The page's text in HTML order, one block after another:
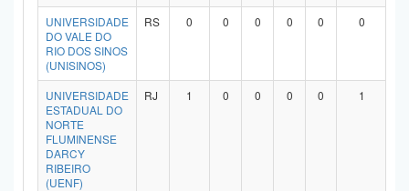
UNIVERSIDADE
DO VALE DO
RIO DOS SINOS
(UNISINOS)
RS 0 0 0 0 0 0
UNIVERSIDADE
ESTADUAL DO
NORTE
FLUMINENSE
DARCY
RIBEIRO
(UENF)
RJ 1 0 0 0 0 1